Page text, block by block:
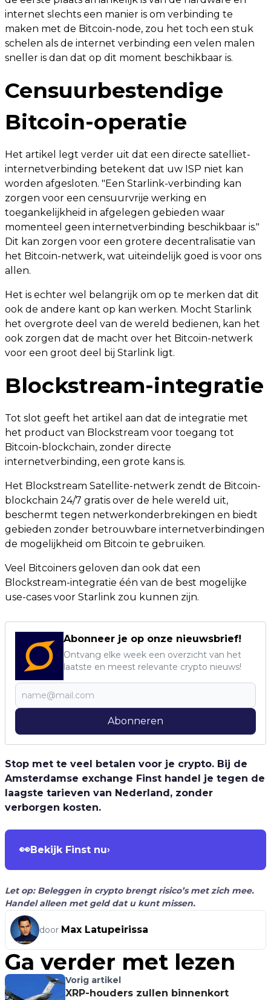
internet slechts een manier is om verbinding te
maken met de Bitcoin-node, zou het toch een stuk
schelen als de internet verbinding een velen malen
sneller is dan dat op dit moment beschikbaar is.
Censuurbestendige
Bitcoin-operatie
Het artikel legt verder uit dat een directe satelliet-
internetverbinding betekent dat uw ISP niet kan
worden afgesloten. "Een Starlink-verbinding kan
zorgen voor een censuurvrije werking en
toegankelijkheid in afgelegen gebieden waar
momenteel geen internetverbinding beschikbaar is."
Dit kan zorgen voor een grotere decentralisatie van
het Bitcoin-netwerk, wat uiteindelijk goed is voor ons
allen.
Het is echter wel belangrijk om op te merken dat dit
ook de andere kant op kan werken. Mocht Starlink
het overgrote deel van de wereld bedienen, kan het
ook zorgen dat de macht over het Bitcoin-netwerk
voor een groot deel bij Starlink ligt.
Blockstream-integratie
Tot slot geeft het artikel aan dat de integratie met
het product van Blockstream voor toegang tot
Bitcoin-blockchain, zonder directe
internetverbinding, een grote kans is.
Het Blockstream Satellite-netwerk zendt de Bitcoin-
blockchain 24/7 gratis over de hele wereld uit,
beschermt tegen netwerkonderbrekingen en biedt
gebieden zonder betrouwbare internetverbindingen
de mogelijkheid om Bitcoin te gebruiken.
Veel Bitcoiners geloven dan ook dat een
Blockstream-integratie één van de best mogelijke
use-cases voor Starlink zou kunnen zijn.
Abonneer je op onze nieuwsbrief!
Ontvang elke week een overzicht van het
laatste en meest relevante crypto nieuws!
Abonneren
Stop met te veel betalen voor je crypto. Bij de
Amsterdamse exchange Finst handel je tegen de
laagste tarieven van Nederland, zonder
verborgen kosten.
👀Bekijk Finst nu›
Let op: Beleggen in crypto brengt risico’s met zich mee.
Handel alleen met geld dat u kunt missen.
door Max Latupeirissa
Ga verder met lezen
Vorig artikel
XRP-houders zullen binnenkort